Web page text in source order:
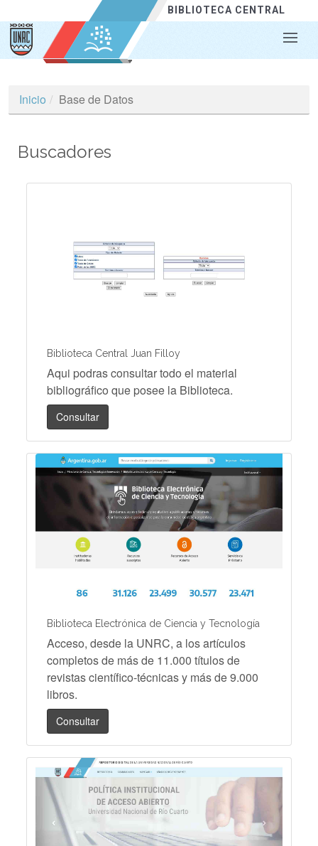
BIBLIOTECA CENTRAL
Inicio Base de Datos
Buscadores
Biblioteca Central Juan Filloy
Aqui podras consultar todo el material
bibliográfico que posee la Biblioteca.
Consultar
Biblioteca Electrónica de Ciencia y Tecnología
Acceso, desde la UNRC, a los artículos
completos de más de 11.000 títulos de
revistas científico-técnicas y más de 9.000
libros.
Consultar